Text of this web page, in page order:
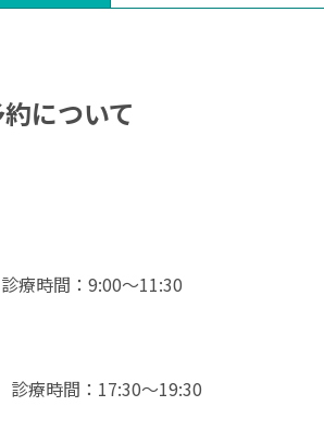
について
療時間：9:00〜11:30
療時間：17:30〜19:30